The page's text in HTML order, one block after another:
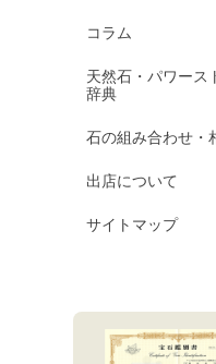
コラム
天然石・パワース
辞典
石の組み合わせ・
出店について
サイトマップ